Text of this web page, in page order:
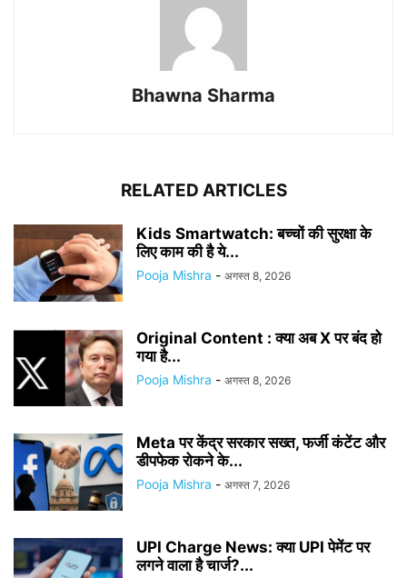
Bhawna Sharma
RELATED ARTICLES
Kids Smartwatch: बच्चों की सुरक्षा के
लिए काम की है ये...
Pooja Mishra - अगस्त 8, 2026
Original Content : क्या अब X पर बंद हो
गया है...
Pooja Mishra - अगस्त 8, 2026
Meta पर केंद्र सरकार सख्त, फर्जी कंटेंट और
डीपफेक रोकने के...
Pooja Mishra - अगस्त 7, 2026
UPI Charge News: क्या UPI पेमेंट पर
लगने वाला है चार्ज?...